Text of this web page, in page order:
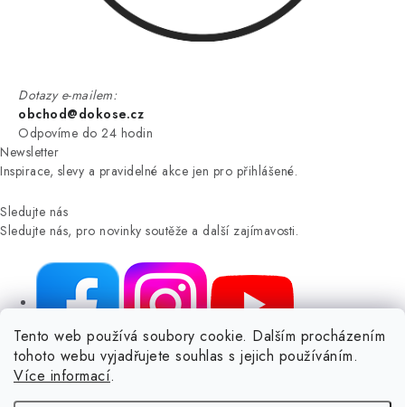
Tento web používá soubory cookie. Dalším procházením
tohoto webu vyjadřujete souhlas s jejich používáním.
Více informací.
Dotazy e-mailem:
obchod@dokose.cz
Odpovíme do 24 hodin
Newsletter
Inspirace, slevy a pravidelné akce jen pro přihlášené.
Sledujte nás
Sledujte nás, pro novinky soutěže a další zajímavosti.
NIKARO, s.r.o.
- Dokoše.cz, Veselka 48, 259 01 Olbramovice -
Votice, ČESKÁ REPUBLIKA